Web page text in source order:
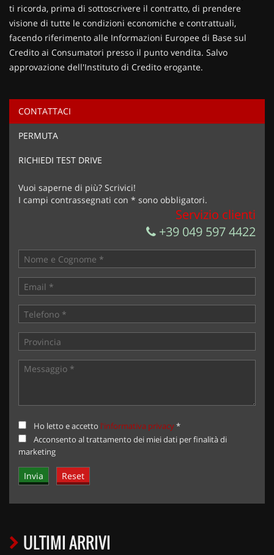
Ho letto e accettol'informativa privacy*
Acconsento al trattamento dei miei dati per finalità di
Invia la tua richiesta
ti ricorda, prima di sottoscrivere il contratto, di prendere
visione di tutte le condizioni economiche e contrattuali,
facendo riferimento alle Informazioni Europee di Base sul
Credito ai Consumatori presso il punto vendita. Salvo
approvazione dell'Instituto di Credito erogante.
CONTATTACI
PERMUTA
RICHIEDI TEST DRIVE
Vuoi saperne di più? Scrivici!
I campi contrassegnati con * sono obbligatori.
Servizio clienti
+39 049 597 4422
Ho letto e accetto l'informativa privacy*
Acconsento al trattamento dei miei dati per finalità di
marketing
ULTIMI ARRIVI